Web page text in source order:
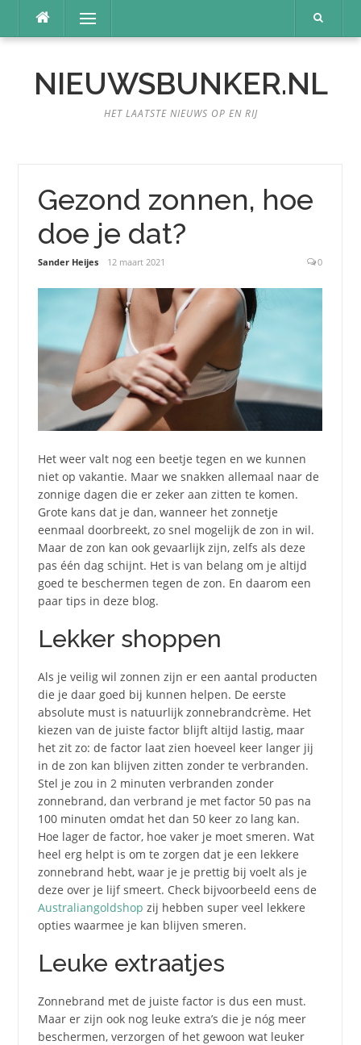
inhoud
Menu
NIEUWSBUNKER.NL
HET LAATSTE NIEUWS OP EN RIJ
Gezond zonnen, hoe
doe je dat?
Sander Heijes 12 maart 2021 0
Het weer valt nog een beetje tegen en we kunnen
niet op vakantie. Maar we snakken allemaal naar de
zonnige dagen die er zeker aan zitten te komen.
Grote kans dat je dan, wanneer het zonnetje
eenmaal doorbreekt, zo snel mogelijk de zon in wil.
Maar de zon kan ook gevaarlijk zijn, zelfs als deze
pas één dag schijnt. Het is van belang om je altijd
goed te beschermen tegen de zon. En daarom een
paar tips in deze blog.
Lekker shoppen
Als je veilig wil zonnen zijn er een aantal producten
die je daar goed bij kunnen helpen. De eerste
absolute must is natuurlijk zonnebrandcrème. Het
kiezen van de juiste factor blijft altijd lastig, maar
het zit zo: de factor laat zien hoeveel keer langer jij
in de zon kan blijven zitten zonder te verbranden.
Stel je zou in 2 minuten verbranden zonder
zonnebrand, dan verbrand je met factor 50 pas na
100 minuten omdat het dan 50 keer zo lang kan.
Hoe lager de factor, hoe vaker je moet smeren. Wat
heel erg helpt is om te zorgen dat je een lekkere
zonnebrand hebt, waar je je prettig bij voelt als je
deze over je lijf smeert. Check bijvoorbeeld eens de
Australiangoldshop zij hebben super veel lekkere
opties waarmee je kan blijven smeren.
Leuke extraatjes
Zonnebrand met de juiste factor is dus een must.
Maar er zijn ook nog leuke extra’s die je nóg meer
beschermen, verzorgen of het gewoon wat leuker